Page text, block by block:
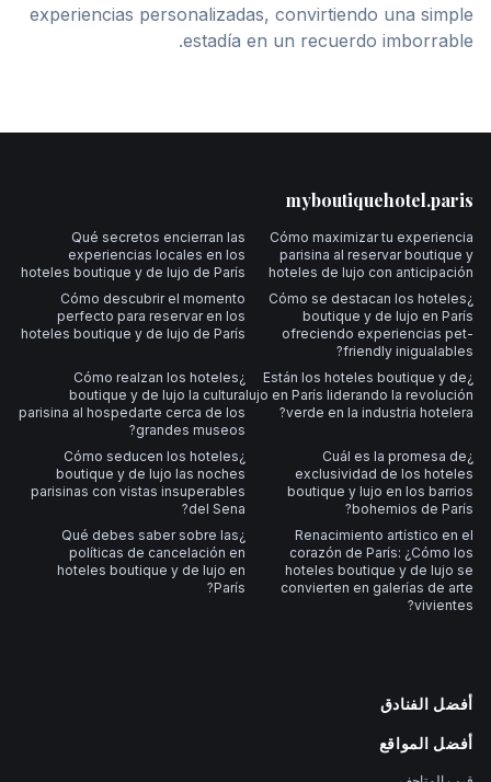
experiencias personalizadas, convirtiendo una simple
estadía en un recuerdo imborrable.
myboutiquehotel.paris
Cómo maximizar tu experiencia
parisina al reservar boutique y
hoteles de lujo con anticipación
Qué secretos encierran las
experiencias locales en los
hoteles boutique y de lujo de París
¿Cómo se destacan los hoteles
boutique y de lujo en París
ofreciendo experiencias pet-
friendly inigualables?
Cómo descubrir el momento
perfecto para reservar en los
hoteles boutique y de lujo de París
¿Están los hoteles boutique y de
lujo en París liderando la revolución
verde en la industria hotelera?
¿Cómo realzan los hoteles
boutique y de lujo la cultura
parisina al hospedarte cerca de los
grandes museos?
¿Cuál es la promesa de
exclusividad de los hoteles
boutique y lujo en los barrios
bohemios de París?
¿Cómo seducen los hoteles
boutique y de lujo las noches
parisinas con vistas insuperables
del Sena?
Renacimiento artístico en el
corazón de París: ¿Cómo los
hoteles boutique y de lujo se
convierten en galerías de arte
vivientes?
¿Qué debes saber sobre las
políticas de cancelación en
hoteles boutique y de lujo en
París?
أفضل الفنادق
أفضل المواقع